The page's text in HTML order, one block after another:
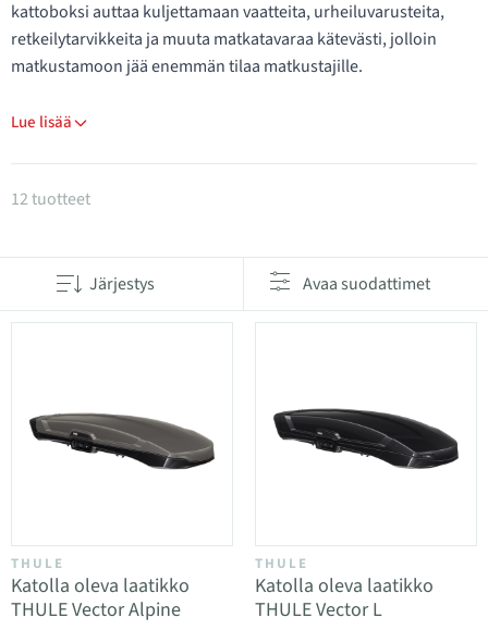
kattoboksi auttaa kuljettamaan vaatteita, urheiluvarusteita,
retkeilytarvikkeita ja muuta matkatavaraa kätevästi, jolloin
matkustamoon jää enemmän tilaa matkustajille.
Lue lisää
Tuotteet kategoriassa Kattoboksit
12 tuotteet
Järjestys Avaa suodattimet
THULE
Katolla oleva laatikko
THULE Vector Alpine
THULE
Katolla oleva laatikko
THULE Vector L